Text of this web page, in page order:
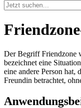
Der Begriff Friendzone
bezeichnet eine
eine andere Person hat,
Freundin betrachtet,